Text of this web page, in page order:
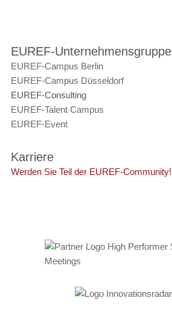
EUREF-Unternehmensgruppe
EUREF-Campus Berlin
EUREF-Campus Düsseldorf
EUREF-Consulting
EUREF-Talent Campus
EUREF-Event
Karriere
Werden Sie Teil der EUREF-Community!